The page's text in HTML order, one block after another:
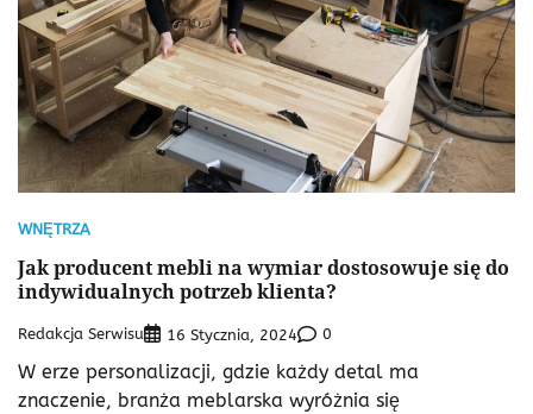
WNĘTRZA
Jak producent mebli na wymiar dostosowuje się do
indywidualnych potrzeb klienta?
Redakcja Serwisu 16 Stycznia, 2024 0
W erze personalizacji, gdzie każdy detal ma
znaczenie, branża meblarska wyróżnia się